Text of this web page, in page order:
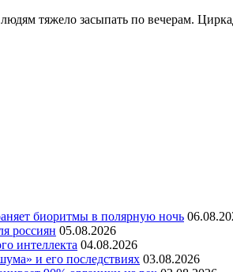
тяжело засыпать по вечерам.
биоритмы в полярную ночь
россиян 05.08.2026
интеллекта 04.08.2026
и его последствиях 03.08.2026